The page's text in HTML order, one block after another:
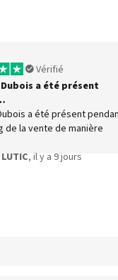
Vérifié
a été présent
a été présent
de la vente de manière
, il y a 9 jours